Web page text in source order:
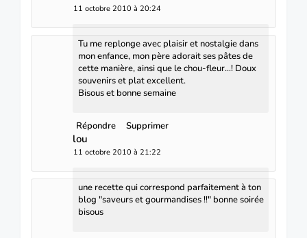
11 octobre 2010 à 20:24
Tu me replonge avec plaisir et nostalgie dans
mon enfance, mon père adorait ses pâtes de
cette manière, ainsi que le chou-fleur...! Doux
souvenirs et plat excellent.
Bisous et bonne semaine
Répondre Supprimer
lou
11 octobre 2010 à 21:22
une recette qui correspond parfaitement à ton
blog "saveurs et gourmandises !!" bonne soirée
bisous